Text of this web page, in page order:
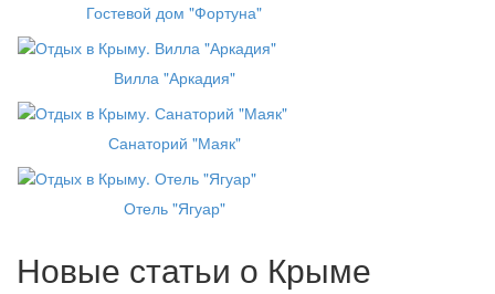
Гостевой дом "Фортуна"
Вилла "Аркадия"
Санаторий "Маяк"
Отель "Ягуар"
Новые статьи о Крыме